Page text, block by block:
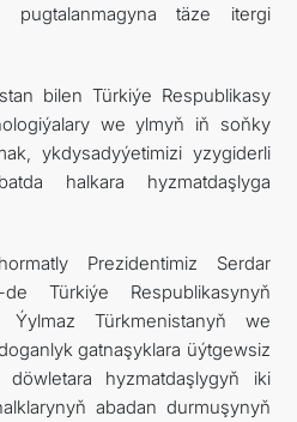
pugtalanmagyna täze itergi
bilen Türkiýe Respublikasy
we ylmyň iň soňky
ykdysadyýetimizi yzygiderli
halkara hyzmatdaşlyga
Prezidentimiz Serdar
de Türkiýe Respublikasynyň
Ýylmaz Türkmenistanyň we
gatnaşyklara üýtgewsiz
döwletara hyzmatdaşlygyň iki
abadan durmuşynyň